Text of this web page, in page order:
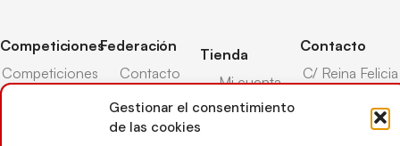
Gestionar el consentimiento
de las cookies
Competiciones
Competiciones
Federación
Contacto
Transparencia
Árbitros
Tienda
Mi cuenta
Carrito
Contacto
C/ Reina Felicia
50003,
Zaragoza